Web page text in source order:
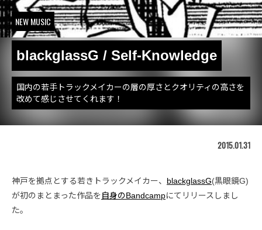
NEW MUSIC
blackglassG / Self-Knowledge
国内の若手トラックメイカーの層の厚さとクオリティの高さを
改めて感じさせてくれます！
2015.01.31
神戸を拠点とする若きトラックメイカー、 blackglassG(黒眼鏡G)
が初のまとまった作品を自身のBandcampにてリリースしまし
た。